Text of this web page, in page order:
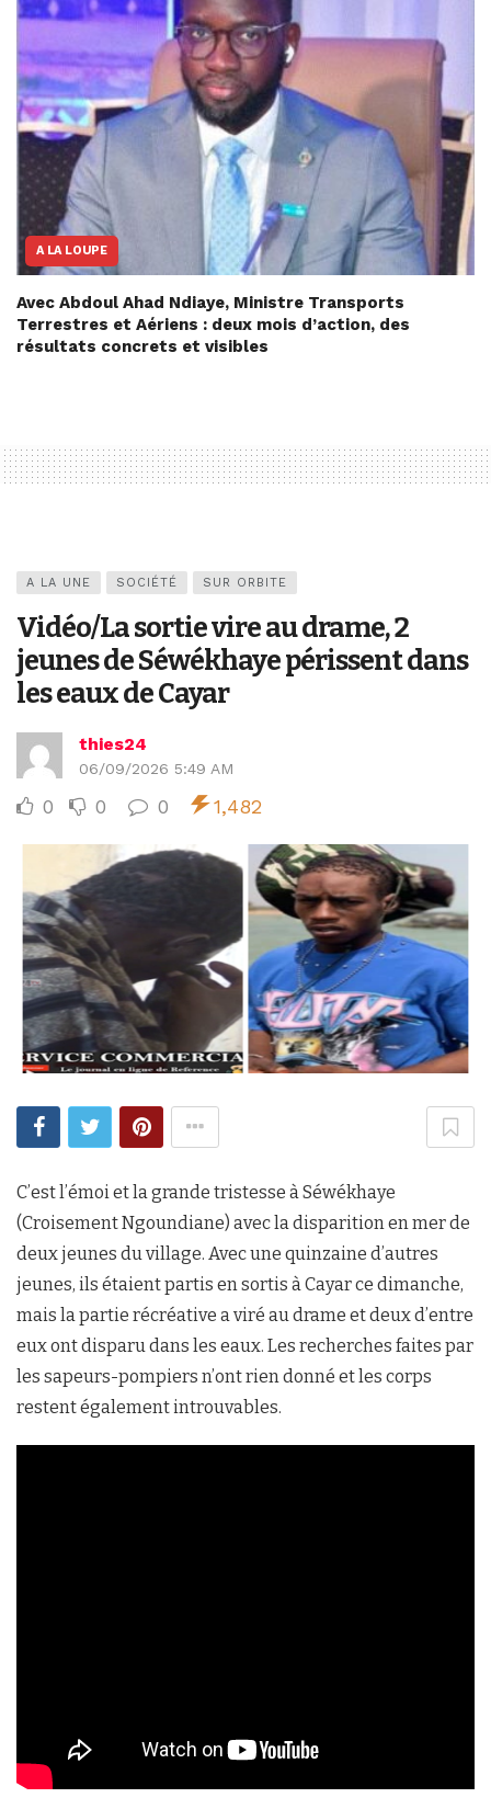
A LA LOUPE
Avec Abdoul Ahad Ndiaye, Ministre Transports
Terrestres et Aériens : deux mois d’action, des
résultats concrets et visibles
A LA UNE SOCIÉTÉ SUR ORBITE
Vidéo/La sortie vire au drame, 2
jeunes de Séwékhaye périssent dans
les eaux de Cayar
thies24
06/09/2026 5:49 AM
0 0 0 1,482
C’est l’émoi et la grande tristesse à Séwékhaye
(Croisement Ngoundiane) avec la disparition en mer de
deux jeunes du village. Avec une quinzaine d’autres
jeunes, ils étaient partis en sortis à Cayar ce dimanche,
mais la partie récréative a viré au drame et deux d’entre
eux ont disparu dans les eaux. Les recherches faites par
les sapeurs-pompiers n’ont rien donné et les corps
restent également introuvables.